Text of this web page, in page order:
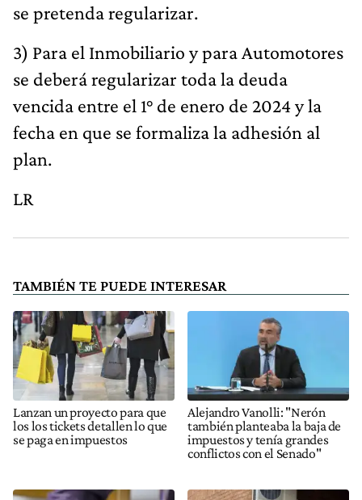
se pretenda regularizar.
3) Para el Inmobiliario y para Automotores
se deberá regularizar toda la deuda
vencida entre el 1° de enero de 2024 y la
fecha en que se formaliza la adhesión al
plan.
LR
TAMBIÉN TE PUEDE INTERESAR
Lanzan un proyecto para que
los los tickets detallen lo que
se paga en impuestos
Alejandro Vanolli: "Nerón
también planteaba la baja de
impuestos y tenía grandes
conflictos con el Senado"